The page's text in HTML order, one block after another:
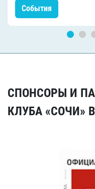
События
СПОНСОРЫ И
КЛУБА «СОЧИ»